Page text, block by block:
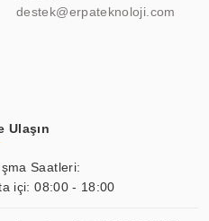
destek@erpateknoloji.com
Ulaşın
Saatleri:
içi: 08:00 - 18:00